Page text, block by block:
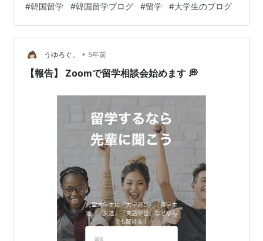
①「周りと違うことがしたい」「特別が欲しい」という
欲 ②自分でもよく分からない妙なこだわり この2点で
す… 留学は「具体的な目的を持つ」ことが重要だ。 留学
ブログなどを見ていれば、幾度となく頭に刻み込まれる
内容ですよね。 私はというと…正直、今でも具体的な目
#韓国留学 #韓国留学ブログ #留学 #大学生のブログ
うゆろぐ。 • 5年前
【報告】 Zoomで留学相談会始めます 💭